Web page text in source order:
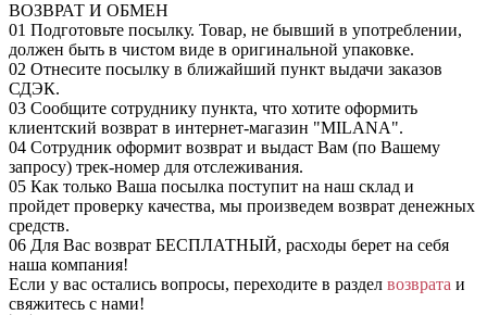
ВОЗВРАТ И ОБМЕН
01 Подготовьте посылку. Товар, не бывший в употреблении,
должен быть в чистом виде в оригинальной упаковке.
02 Отнесите посылку в ближайший пункт выдачи заказов
СДЭК.
03 Сообщите сотруднику пункта, что хотите оформить
клиентский возврат в интернет-магазин "MILANA".
04 Сотрудник оформит возврат и выдаст Вам (по Вашему
запросу) трек-номер для отслеживания.
05 Как только Ваша посылка поступит на наш склад и
пройдет проверку качества, мы произведем возврат денежных
средств.
06 Для Вас возврат БЕСПЛАТНЫЙ, расходы берет на себя
наша компания!
Если у вас остались вопросы, переходите в раздел возврата и
свяжитесь с нами!